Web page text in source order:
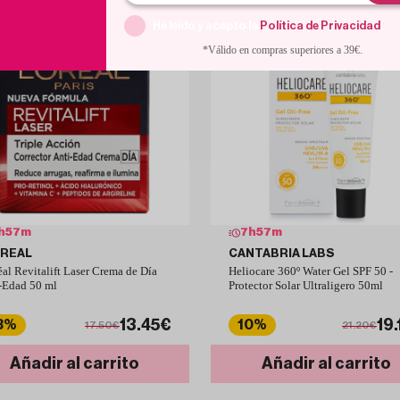
57m
Revitalift Laser Crema de Día
50 ml
17.50€13.45€
Añadir al carrito
7 h57m
CANTABRIA LABS
Heliocare 360º Water Gel SPF 50 -
Protector Solar Ultraligero 50ml
10% 21.20€
Añadir al carrito
Política de Privacidad
*Válido en compras superiores a 39€.